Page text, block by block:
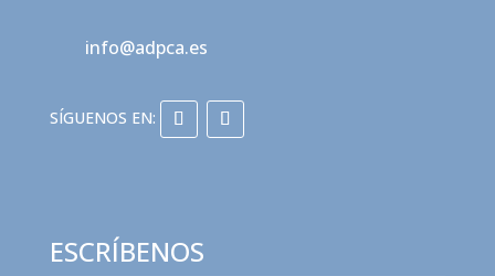
info@adpca.es
ESCRÍBENOS